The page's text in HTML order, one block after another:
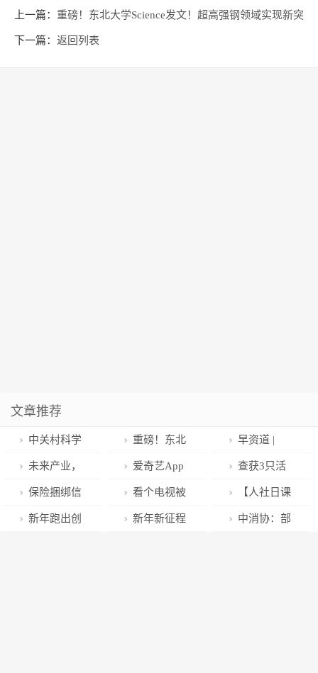
上一篇： 重磅！东北大学Science发文！超高强钢领域实现新突
破！
下一篇： 返回列表
文章推荐
中关村科学
城全链条服务
企业高质量发
展
重磅！东北
大学Science发
文！超高强钢
领域实现新突
早资道 |
vivo X90 系列
首发 AI机场模
式；迪士尼任
未来产业，
创造更“酷”的
世界（网上中
爱奇艺App
限制投屏，网
友：吃相难
查获3只活
体扁锹
（qiāo）甲
保险捆绑信
用贷后，阳光
看个电视被
反复“割韭
【人社日课
·1月13日】员
新年跑出创 新年新征程 中消协：部